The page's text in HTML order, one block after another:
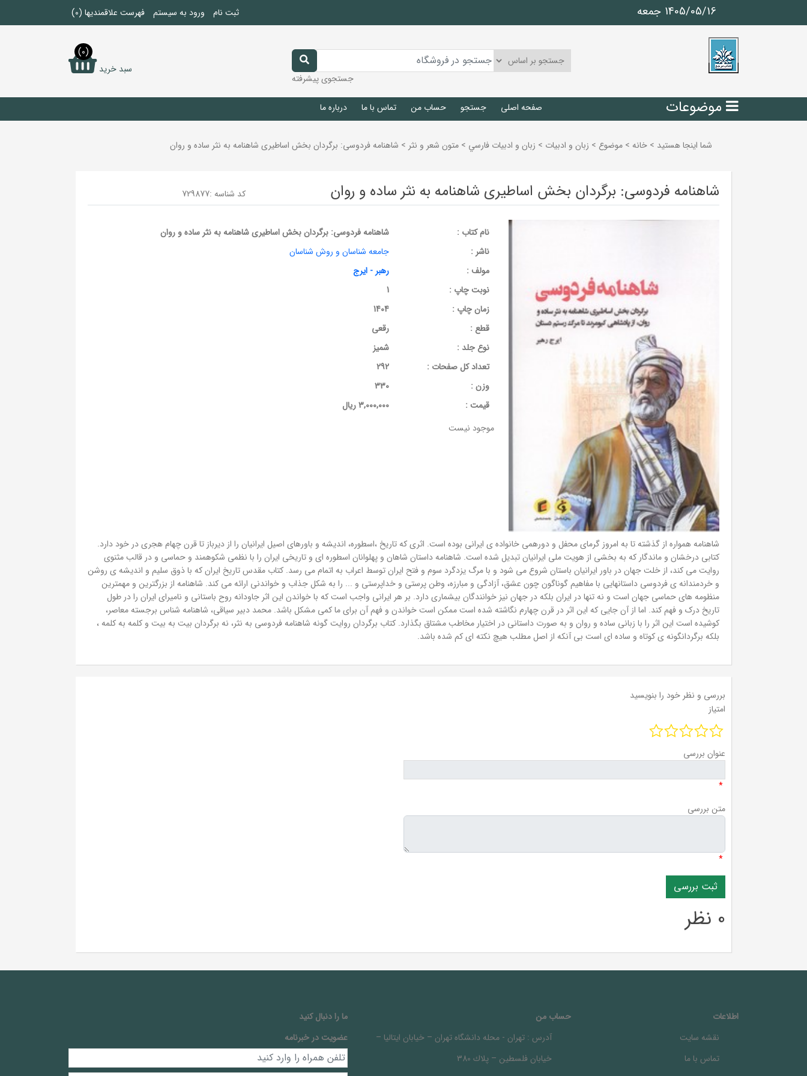
1405/05/16 جمعه ثبت نام ورود به سیستم فهرست علاقمندیها (0)
جستجوی پیشرفته
سبد خرید
(0)
موضوعات صفحه اصلی جستجو حساب من تماس با ما درباره ما
شما اینجا هستید > خانه > موضوع > زبان و ادبيات > زبان و ادبيات فارسي > متون شعر و نثر > شاهنامه فردوسی: برگردان بخش اساطیری شاهنامه به نثر ساده و روان
شاهنامه فردوسی: برگردان بخش اساطیری شاهنامه به نثر ساده و روان کد شناسه :729877
نام کتاب :
شاهنامه فردوسی: برگردان بخش اساطیری شاهنامه به نثر ساده و روان
ناشر :
جامعه شناسان و روش شناسان
مولف :
رهبر - ایرج
نوبت چاپ :
1
زمان چاپ :
1404
قطع :
رقعی
نوع جلد :
شمیز
تعداد کل صفحات :
292
وزن :
330
قيمت :
3,000,000 ریال
موجود نیست
شاهنامه همواره از گذشته تا به امروز گرمای محفل و دورهمی خانواده ی ایرانی بوده است. اثری که تاریخ ،اسطوره، اندیشه و باورهای اصیل ایرانیان را از دیرباز تا قرن چهام هجری در خود دارد.
کتابی درخشان و ماندگار که به بخشی از هویت ملی ایرانیان تبدیل شده است. شاهنامه داستان شاهان و پهلوانان اسطوره ای و تاریخی ایران را با نظمی شکوهمند و حماسی و در قالب مثنوی
روایت می کند، از خلت جهان در باور ایرانیان باستان شروع می شود و با مرگ یزدگرد سوم و فتح ایران توسط اعراب به اتمام می رسد. کتاب مقدس تاریخ ایران که با ذوق سلیم و اندیشه ی روشن
و خردمندانه ی فردوسی داستانهایی با مفاهیم گوناگون چون عشق، آزادگی و مبارزه، وطن پرستی و خداپرستی و ... را به شکل جذاب و خواندنی ارائه می کند. شاهنامه از بزرگترین و مهمترین
منظومه های حماسی جهان است و نه تنها در ایران بلکه در جهان نیز خوانندگان بیشماری دارد. بر هر ایرانی واجب است که با خواندن این اثر جاودانه روح باستانی و نامیرای ایران را در طول
تاریخ درک و فهم کند. اما از آن جایی که این اثر در قرن چهارم نگاشته شده است ممکن است خواندن و فهم آن برای ما کمی مشکل باشد. محمد دبیر سیاقی، شاهنامه شناس برجسته معاصر،
کوشیده است این اثر را با زبانی ساده و روان و به صورت داستانی در اختیار مخاطب مشتاق بگذارد. کتاب برگردان روایت گونه شاهنامه فردوسی به نثر، نه برگردان بیت به بیت و کلمه به کلمه ،
بلکه برگردانگونه ی کوتاه و ساده ای است بی آنکه از اصل مطلب هیچ نکته ای کم شده باشد.
بررسی و نظر خود را بنویسید
امتیاز
عنوان بررسی
*
متن بررسی
*
0 نظر
اطلاعات
نقشه سایت
تماس با ما
حساب من
آدرس : تهران - محله دانشگاه تهران – خيابان ايتاليا –
خيابان فلسطين – پلاك 380
ما را دنبال کنيد
عضویت در خبرنامه